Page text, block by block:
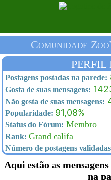
PERFIL
Postagens postadas na parede:
Gosta de suas mensagens:
Não gosta de suas mensagens:
Popularidade: 91,08%
Status do Fórum: Membro
Rank: Grand califa
Número de postagens
Aqui estão as
na